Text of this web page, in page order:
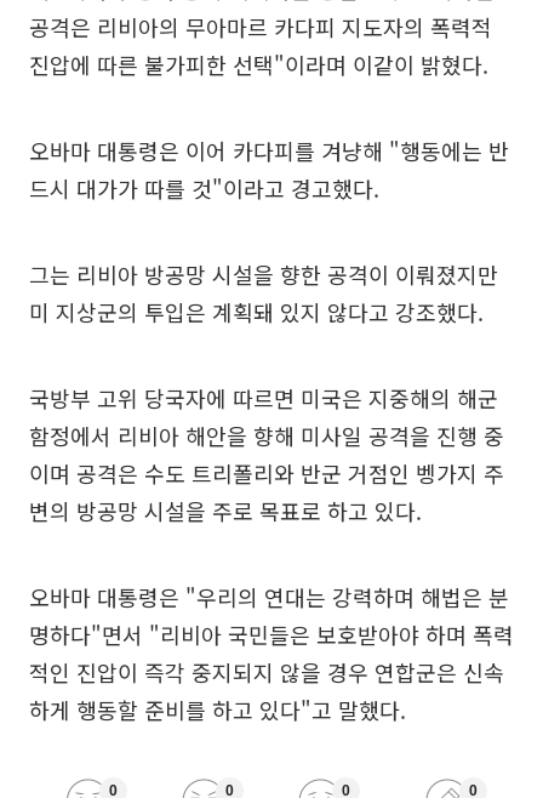
공격은 리비아의 무아마르 카다피 지도자의 폭력적
진압에 따른 불가피한 선택"이라며 이같이 밝혔다.
오바마 대통령은 이어 카다피를 겨냥해 "행동에는 반
드시 대가가 따를 것"이라고 경고했다.
그는 리비아 방공망 시설을 향한 공격이 이뤄졌지만
미 지상군의 투입은 계획돼 있지 않다고 강조했다.
국방부 고위 당국자에 따르면 미국은 지중해의 해군
함정에서 리비아 해안을 향해 미사일 공격을 진행 중
이며 공격은 수도 트리폴리와 반군 거점인 벵가지 주
변의 방공망 시설을 주로 목표로 하고 있다.
오바마 대통령은 "우리의 연대는 강력하며 해법은 분
명하다"면서 "리비아 국민들은 보호받아야 하며 폭력
적인 진압이 즉각 중지되지 않을 경우 연합군은 신속
하게 행동할 준비를 하고 있다"고 말했다.
0 0 0 0